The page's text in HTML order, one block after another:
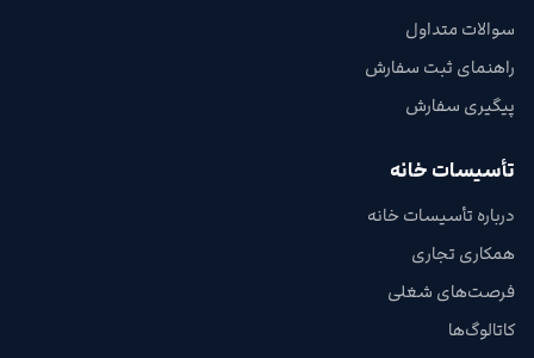
سوالات متداول
راهنمای ثبت سفارش
پیگیری سفارش
تأسیسات خانه
درباره تأسیسات خانه
همکاری تجاری
فرصت‌های شغلی
کاتالوگ‌ها